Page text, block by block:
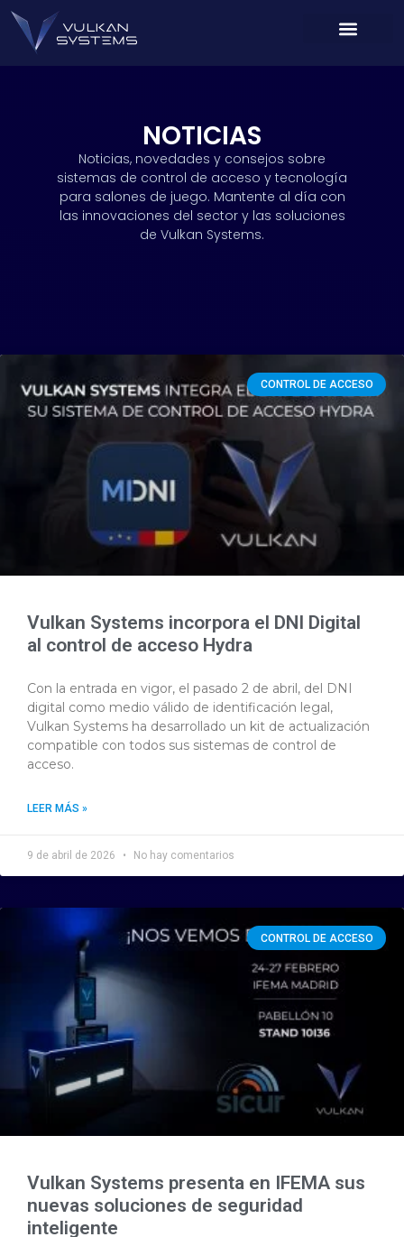
NOTICIAS
Noticias, novedades y consejos sobre
sistemas de control de acceso y tecnología
para salones de juego. Mantente al día con
las innovaciones del sector y las soluciones
de Vulkan Systems.
CONTROL DE ACCESO
Vulkan Systems incorpora el DNI Digital
al control de acceso Hydra
Con la entrada en vigor, el pasado 2 de abril, del DNI
digital como medio válido de identificación legal,
Vulkan Systems ha desarrollado un kit de actualización
compatible con todos sus sistemas de control de
acceso.
LEER MÁS »
9 de abril de 2026 No hay comentarios
CONTROL DE ACCESO
Vulkan Systems presenta en IFEMA sus
nuevas soluciones de seguridad
inteligente